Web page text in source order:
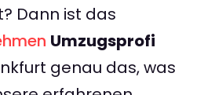
Dann ist das
Umzugsprofi
genau das, was